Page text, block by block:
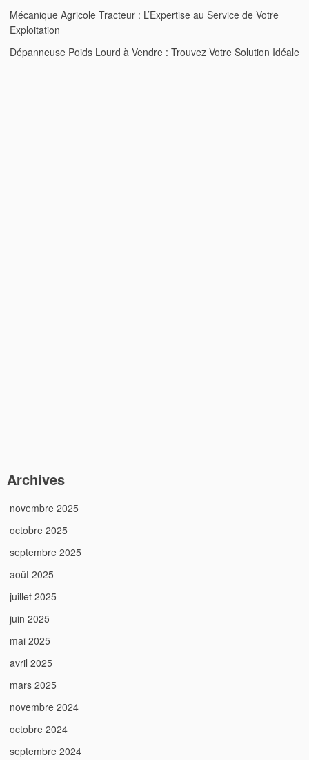
Mécanique Agricole Tracteur : L’Expertise au Service de Votre
Exploitation
Dépanneuse Poids Lourd à Vendre : Trouvez Votre Solution Idéale
Archives
novembre 2025
octobre 2025
septembre 2025
août 2025
juillet 2025
juin 2025
mai 2025
avril 2025
mars 2025
novembre 2024
octobre 2024
septembre 2024